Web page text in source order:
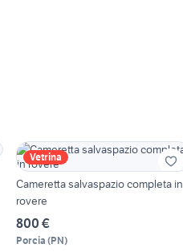
Vetrina
Cameretta salvaspazio completa in
rovere
800 €
Porcia (PN)